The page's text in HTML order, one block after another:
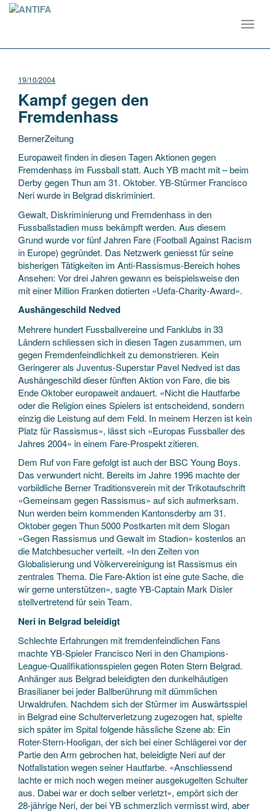
19/10/2004
Kampf gegen den
Fremdenhass
BernerZeitung
Europaweit finden in diesen Tagen Aktionen gegen
Fremdenhass im Fussball statt. Auch YB macht mit – beim
Derby gegen Thun am 31. Oktober. YB-Stürmer Francisco
Neri wurde in Belgrad diskriminiert.
Gewalt, Diskriminierung und Fremdenhass in den
Fussballstadien muss bekämpft werden. Aus diesem
Grund wurde vor fünf Jahren Fare (Football Against Racism
in Europe) gegründet. Das Netzwerk geniesst für seine
bisherigen Tätigkeiten im Anti-Rassismus-Bereich hohes
Ansehen: Vor drei Jahren gewann es beispielsweise den
mit einer Million Franken dotierten «Uefa-Charity-Award».
Aushängeschild Nedved
Mehrere hundert Fussballvereine und Fanklubs in 33
Ländern schliessen sich in diesen Tagen zusammen, um
gegen Fremdenfeindlichkeit zu demonstrieren. Kein
Geringerer als Juventus-Superstar Pavel Nedved ist das
Aushängeschild dieser fünften Aktion von Fare, die bis
Ende Oktober europaweit andauert. «Nicht die Hautfarbe
oder die Religion eines Spielers ist entscheidend, sondern
einzig die Leistung auf dem Feld. In meinem Herzen ist kein
Platz für Rassismus», lässt sich «Europas Fussballer des
Jahres 2004» in einem Fare-Prospekt zitieren.
Dem Ruf von Fare gefolgt ist auch der BSC Young Boys.
Das verwundert nicht. Bereits im Jahre 1996 machte der
vorbildliche Berner Traditionsverein mit der Trikotaufschrift
«Gemeinsam gegen Rassismus» auf sich aufmerksam.
Nun werden beim kommenden Kantonsderby am 31.
Oktober gegen Thun 5000 Postkarten mit dem Slogan
«Gegen Rassismus und Gewalt im Stadion» kostenlos an
die Matchbesucher verteilt. «In den Zeiten von
Globalisierung und Völkervereinigung ist Rassismus ein
zentrales Thema. Die Fare-Aktion ist eine gute Sache, die
wir gerne unterstützen», sagte YB-Captain Mark Disler
stellvertretend für sein Team.
Neri in Belgrad beleidigt
Schlechte Erfahrungen mit fremdenfeindlichen Fans
machte YB-Spieler Francisco Neri in den Champions-
League-Qualifikationsspielen gegen Roten Stern Belgrad.
Anhänger aus Belgrad beleidigten den dunkelhäutigen
Brasilianer bei jeder Ballberührung mit dümmlichen
Urwaldrufen. Nachdem sich der Stürmer im Auswärtsspiel
in Belgrad eine Schulterverletzung zugezogen hat, spielte
sich später im Spital folgende hässliche Szene ab: Ein
Roter-Stern-Hooligan, der sich bei einer Schlägerei vor der
Partie den Arm gebrochen hat, beleidigte Neri auf der
Notfallstation wegen seiner Hautfarbe. «Anschliessend
lachte er mich noch wegen meiner ausgekugelten Schulter
aus. Dabei war er doch selber verletzt», empört sich der
28-jährige Neri, der bei YB schmerzlich vermisst wird, aber